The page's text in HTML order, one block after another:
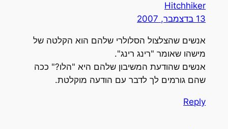
Hitchhiker
13 בדצמבר, 2007
אנשים שהצלצול הסלולרי שלהם הוא הקלטה של
מישהו שאומר "רינג רינג".
אנשים שהודעת המשיבון שלהם היא "הלו?" ככה
שהם גורמים לך לדבר עם הודעה מוקלטת.
Reply